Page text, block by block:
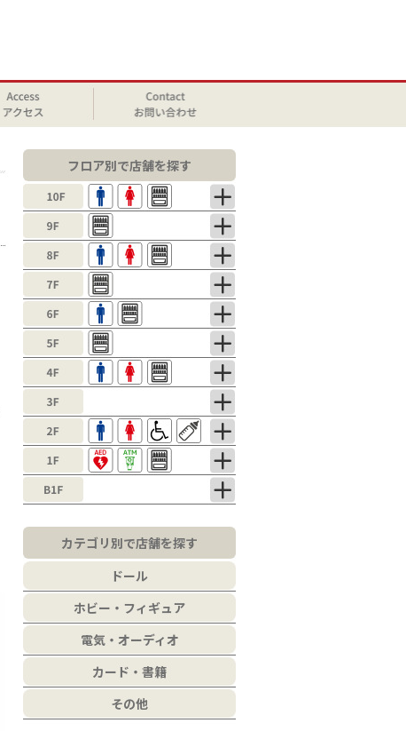
フロア別で店舗を探す
カテゴリ別で店舗を探す
ドール
ホビー・フィギュア
電気・オーディオ
カード・書籍
その他